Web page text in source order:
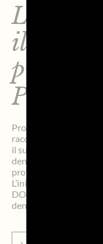
il
Prosecco
Prosegue il progetto
racconta e valorizza il
il suo territorio,
denominazione come
profilo culturale,
L’iniziativa ha
DOC/Territorio,
denominazione sia